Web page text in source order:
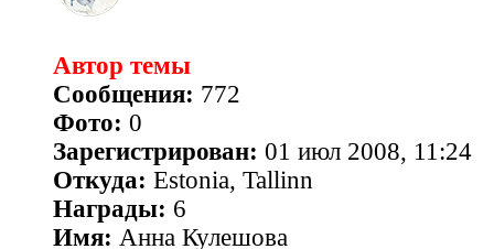
Автор темы
Сообщения: 772
Фото: 0
Зарегистрирован: 01 июл 2008, 11:24
Откуда: Estonia, Tallinn
Награды: 6
Имя: Анна Кулешова